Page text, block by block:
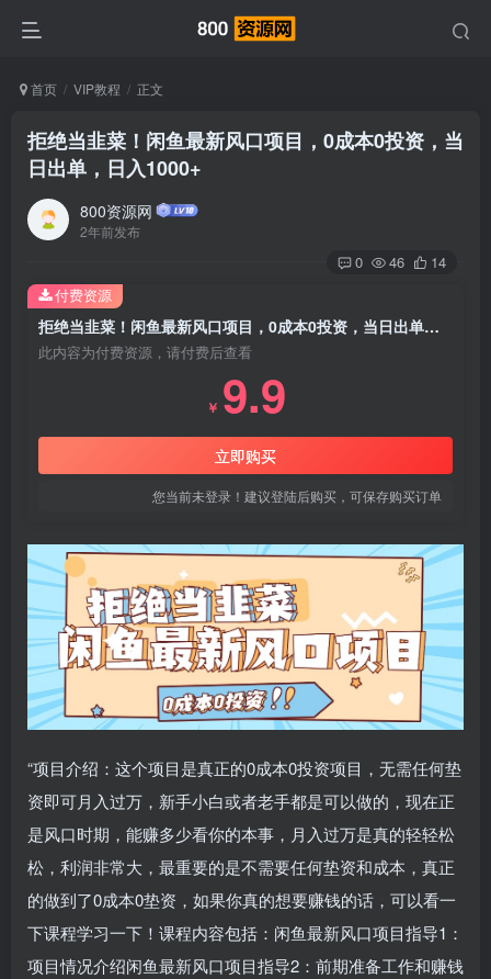
首页 VIP教程 正文
拒绝当韭菜！闲鱼最新风口项目，0成本0投资，当
日出单，日入1000+
800资源网
2年前发布
0 46 14
拒绝当韭菜！闲鱼最新风口项目，0成本0投资，当日出单，日入1000
此内容为付费资源，请付费后查看
￥ 9.9
立即购买
您当前未登录！建议登陆后购买，可保存购买订单
付费资源
“项目介绍：这个项目是真正的0成本0投资项目，无需任何垫
资即可月入过万，新手小白或者老手都是可以做的，现在正
是风口时期，能赚多少看你的本事，月入过万是真的轻轻松
松，利润非常大，最重要的是不需要任何垫资和成本，真正
的做到了0成本0垫资，如果你真的想要赚钱的话，可以看一
下课程学习一下！课程内容包括：闲鱼最新风口项目指导1：
项目情况介绍闲鱼最新风口项目指导2：前期准备工作和赚钱